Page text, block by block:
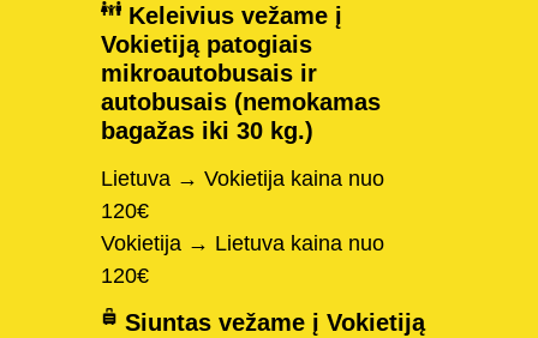
Keleivius vežame į
Vokietiją patogiais
mikroautobusais ir
autobusais (nemokamas
bagažas iki 30 kg.)
Lietuva → Vokietija kaina nuo
120€
Vokietija → Lietuva kaina nuo
120€
Siuntas vežame į Vokietiją